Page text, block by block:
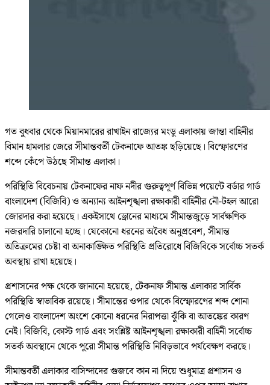
গত বুধবার থেকে মিয়ানমারের রাখাইন রাজ্যের মংডু এলাকায় জান্তা বাহিনীর
বিমান হামলার জেরে সীমান্তবর্তী টেকনাফে আতঙ্ক ছড়িয়েছে। বিস্ফোরণের
শব্দে কেঁপে উঠছে সীমান্ত এলাকা।
পরিস্থিতি বিবেচনায় টেকনাফের নাফ নদীর গুরুত্বপূর্ণ বিভিন্ন পয়েন্টে বর্ডার গার্ড
বাংলাদেশ (বিজিবি) ও অন্যান্য আইনশৃঙ্খলা রক্ষাকারী বাহিনীর নৌ-টহল আরো
জোরদার করা হয়েছে। একইসাথে ড্রোনের মাধ্যমে সীমান্তজুড়ে সার্বক্ষণিক
নজরদারি চালানো হচ্ছে। যেকোনো ধরনের অবৈধ অনুপ্রবেশ, সীমান্ত
অতিক্রমের চেষ্টা বা অনাকাঙ্ক্ষিত পরিস্থিতি প্রতিরোধে বিজিবিকে সর্বোচ্চ সতর্ক
অবস্থায় রাখা হয়েছে।
প্রশাসনের পক্ষ থেকে জানানো হয়েছে, টেকনাফ সীমান্ত এলাকার সার্বিক
পরিস্থিতি স্বাভাবিক রয়েছে। সীমান্তের ওপার থেকে বিস্ফোরণের শব্দ শোনা
গেলেও বাংলাদেশ অংশে কোনো ধরনের নিরাপত্তা ঝুঁকি বা আতঙ্কের কারণ
নেই। বিজিবি, কোস্ট গার্ড এবং সংশ্লিষ্ট আইনশৃঙ্খলা রক্ষাকারী বাহিনী সর্বোচ্চ
সতর্ক অবস্থানে থেকে পুরো সীমান্ত পরিস্থিতি নিবিড়ভাবে পর্যবেক্ষণ করছে।
সীমান্তবর্তী এলাকার বাসিন্দাদের গুজবে কান না দিয়ে শুধুমাত্র প্রশাসন ও